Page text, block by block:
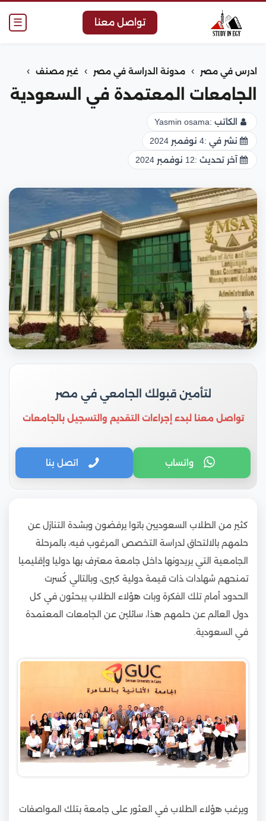
☰ تواصل معنا
ادرس في مصر › مدونة الدراسة في مصر › غير مصنف ›
الجامعات المعتمدة في السعودية
الكاتب :Yasmin osama
نشر في :4 نوفمبر 2024
آخر تحديث :12 نوفمبر 2024
لتأمين قبولك الجامعي في مصر
تواصل معنا لبدء إجراءات التقديم والتسجيل بالجامعات
واتساب اتصل بنا
كثير من الطلاب السعوديين باتوا يرفضون وبشدة التنازل عن
حلمهم بالالتحاق لدراسة التخصص المرغوب فيه، بالمرحلة
الجامعية التي يريدونها داخل جامعة معترف بها دوليا وإقليميا
تمنحهم شهادات ذات قيمة دولية كبرى، وبالتالي كُسرت
الحدود أمام تلك الفكرة وبات هؤلاء الطلاب يبحثون في كل
دول العالم عن حلمهم هذا، سائلين عن الجامعات المعتمدة
في السعودية.
ويرغب هؤلاء الطلاب في العثور على جامعة بتلك المواصفات